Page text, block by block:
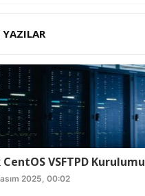
YAZILAR
VSFTPD Kurulumu
2025, 00:02